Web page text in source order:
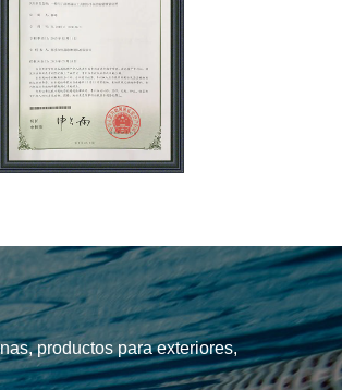
productos para exteriores,